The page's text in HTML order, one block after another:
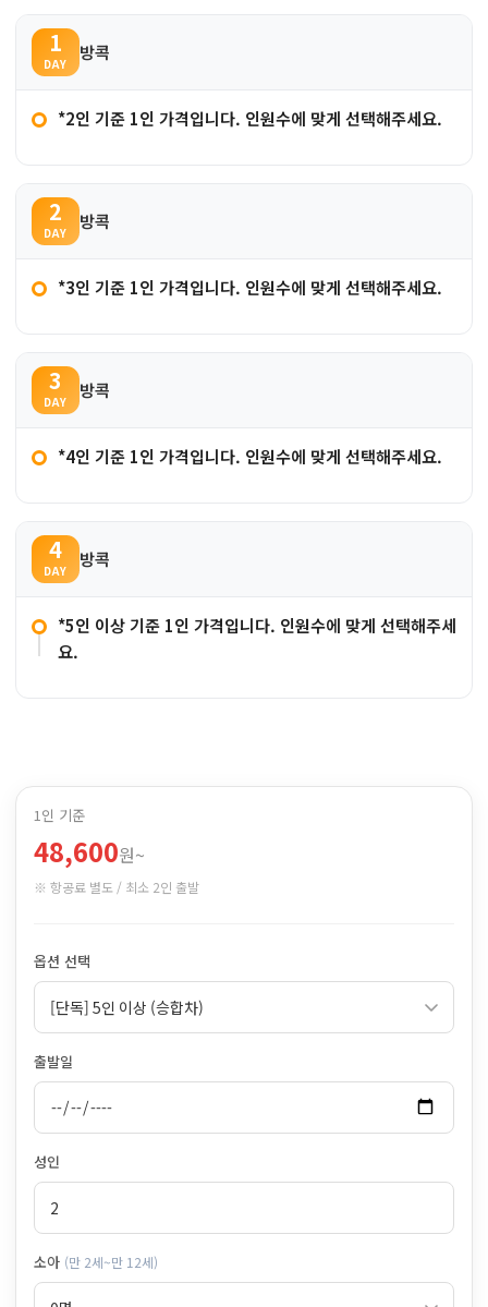
1
DAY
방콕
*2인 기준 1인 가격입니다. 인원수에 맞게 선택해주세요.
2
DAY
방콕
*3인 기준 1인 가격입니다. 인원수에 맞게 선택해주세요.
3
DAY
방콕
*4인 기준 1인 가격입니다. 인원수에 맞게 선택해주세요.
4
DAY
방콕
*5인 이상 기준 1인 가격입니다. 인원수에 맞게 선택해주세
요.
1인 기준
48,600원~
※ 항공료 별도 / 최소 2인 출발
옵션 선택
출발일
성인
소아 (만 2세~만 12세)